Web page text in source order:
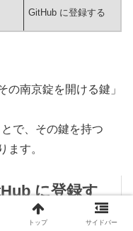
GitHub に登録する
の南京錠を開ける鍵」
で、その鍵を持つ
ます。
に登録す
トップ サイドバー